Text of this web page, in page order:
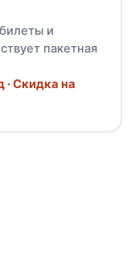
и
пакетная
· Скидка на